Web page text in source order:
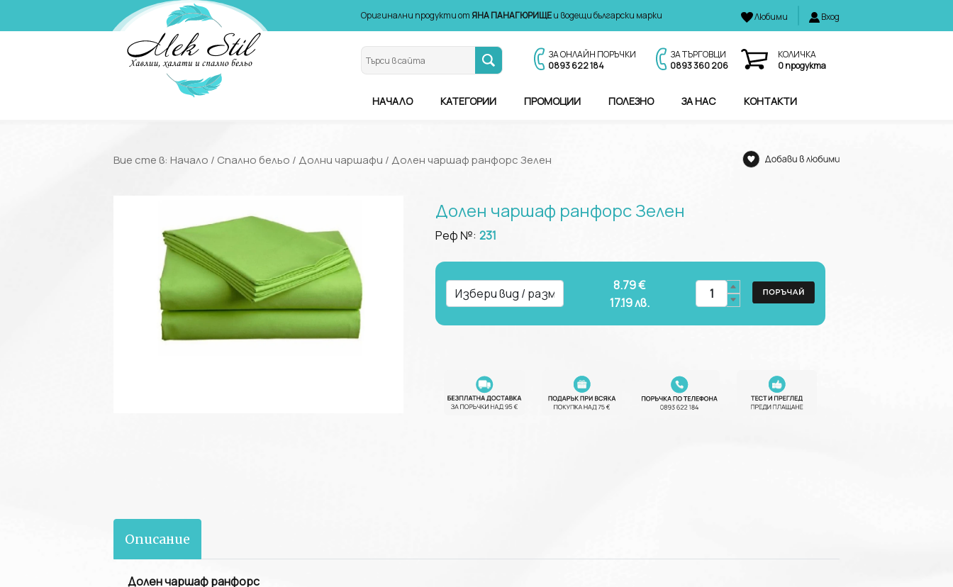
Оригинални продукти от ЯНА ПАНАГЮРИЩЕи водещи български марки Любими Вход
ЗА ОНЛАЙН ПОРЪЧКИ
0893 622 184
ЗА ТЪРГОВЦИ
0893 360 206
КОЛИЧКА
0продукта
НАЧАЛО КАТЕГОРИИ ПРОМОЦИИ ПОЛЕЗНО ЗА НАС КОНТАКТИ
Вие сте в: Начало / Спално бельо /Долни чаршафи / Долен чаршаф ранфорс Зелен
Долен чаршаф ранфорс Зелен
Реф №: 231
8.79 €
17.19лв.
Описание
Долен чаршафранфорс